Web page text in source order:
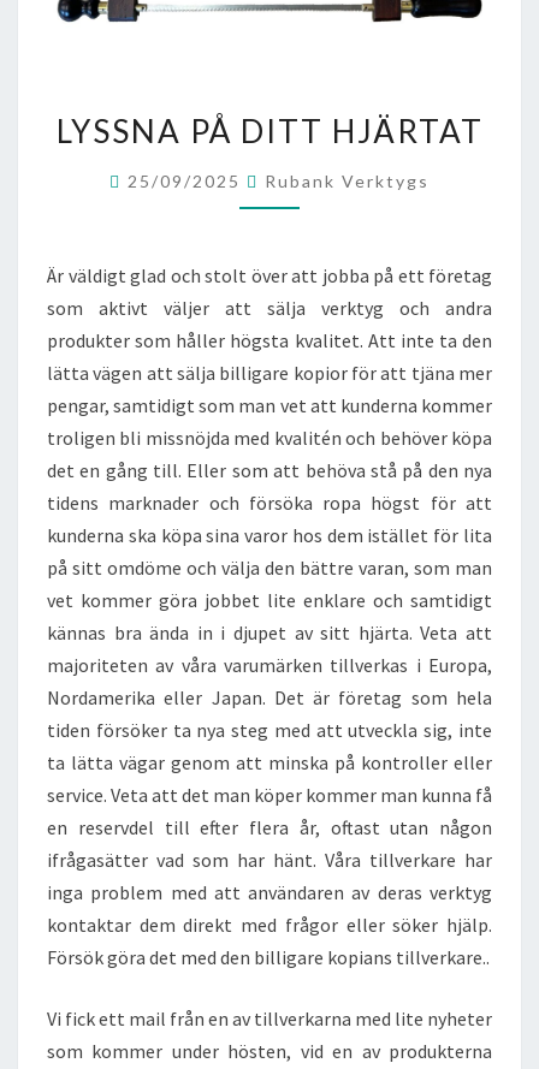
HJÄRTAT
LYSSNA PÅ DITT HJÄRTAT
25/09/2025 Rubank Verktygs
Är väldigt glad och stolt över att jobba på ett företag
som aktivt väljer att sälja verktyg och andra
produkter som håller högsta kvalitet. Att inte ta den
lätta vägen att sälja billigare kopior för att tjäna mer
pengar, samtidigt som man vet att kunderna kommer
troligen bli missnöjda med kvalitén och behöver köpa
det en gång till. Eller som att behöva stå på den nya
tidens marknader och försöka ropa högst för att
kunderna ska köpa sina varor hos dem istället för lita
på sitt omdöme och välja den bättre varan, som man
vet kommer göra jobbet lite enklare och samtidigt
kännas bra ända in i djupet av sitt hjärta. Veta att
majoriteten av våra varumärken tillverkas i Europa,
Nordamerika eller Japan. Det är företag som hela
tiden försöker ta nya steg med att utveckla sig, inte
ta lätta vägar genom att minska på kontroller eller
service. Veta att det man köper kommer man kunna få
en reservdel till efter flera år, oftast utan någon
ifrågasätter vad som har hänt. Våra tillverkare har
inga problem med att användaren av deras verktyg
kontaktar dem direkt med frågor eller söker hjälp.
Försök göra det med den billigare kopians tillverkare..
Vi fick ett mail från en av tillverkarna med lite nyheter
som kommer under hösten, vid en av produkterna